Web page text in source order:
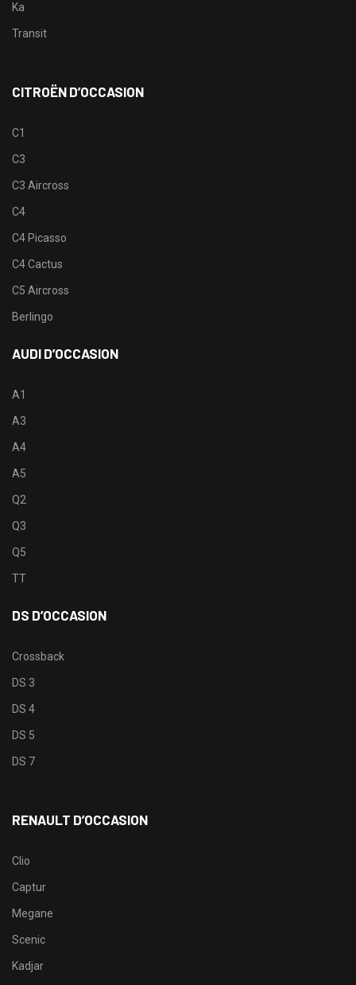
Ka
Transit
CITROËN D’OCCASION
C1
C3
C3 Aircross
C4
C4 Picasso
C4 Cactus
C5 Aircross
Berlingo
AUDI D’OCCASION
A1
A3
A4
A5
Q2
Q3
Q5
TT
DS D’OCCASION
Crossback
DS 3
DS 4
DS 5
DS 7
RENAULT D’OCCASION
Clio
Captur
Megane
Scenic
Kadjar